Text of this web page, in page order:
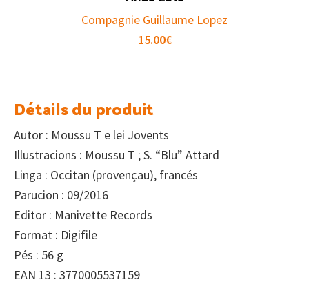
Compagnie Guillaume Lopez
15.00€
Détails du produit
Autor : Moussu T e lei Jovents
Illustracions : Moussu T ; S. “Blu” Attard
Linga : Occitan (provençau), francés
Parucion : 09/2016
Editor : Manivette Records
Format : Digifile
Pés : 56 g
EAN 13 : 3770005537159